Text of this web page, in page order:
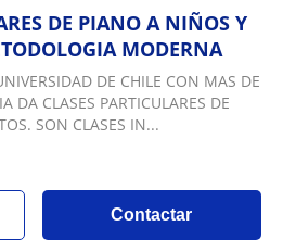
DE PIANO A NIÑOS Y
MODERNA
DE CHILE CON MAS DE
DA CLASES PARTICULARES DE
SON CLASES IN...
Contactar